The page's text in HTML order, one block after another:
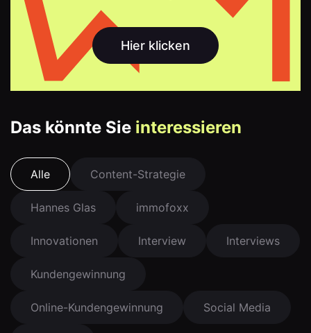
Hier klicken
Das könnte Sie interessieren
Alle Content-Strategie
Hannes Glas immofoxx
Innovationen Interview Interviews
Kundengewinnung
Online-Kundengewinnung Social Media